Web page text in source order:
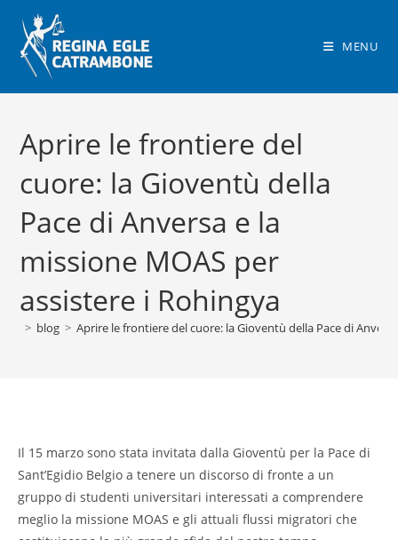
contenuto
MENU
Aprire le frontiere del
cuore: la Gioventù della
Pace di Anversa e la
missione MOAS per
assistere i Rohingya
> blog > Aprire le frontiere del cuore: la Gioventù della Pace di
Il 15 marzo sono stata invitata dalla Gioventù per la Pace di
Sant’Egidio Belgio a tenere un discorso di fronte a un
gruppo di studenti universitari interessati a comprendere
meglio la missione MOAS e gli attuali flussi migratori che